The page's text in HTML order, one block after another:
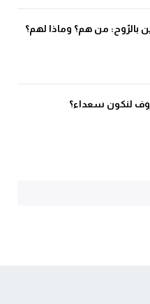
بالرّوح: من هم؟ وماذا لهم؟
لنكون سعداء؟